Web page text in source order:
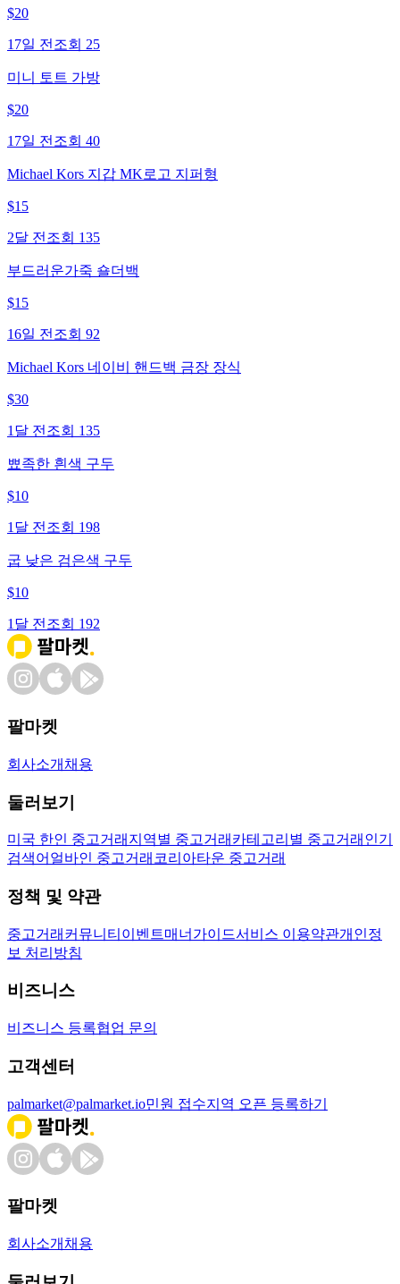
$20
17일 전 조회 25
미니 토트 가방
$20
17일 전 조회 40
Michael Kors 지갑 MK로고 지퍼형
$15
2달 전 조회 135
부드러운가죽 숄더백
$15
16일 전 조회 92
Michael Kors 네이비 핸드백 금장 장식
$30
1달 전 조회 135
뾰족한 흰색 구두
$10
1달 전 조회 198
굽 낮은 검은색 구두
$10
1달 전 조회 192
팔마켓
회사소개 채용
둘러보기
미국 한인 중고거래 지역별 중고거래 카테고리별 중고거래 인기
검색어 얼바인 중고거래 코리아타운 중고거래
정책 및 약관
중고거래 커뮤니티 이벤트매너가이드서비스 이용약관개인정
보 처리방침
비즈니스
비즈니스 등록협업 문의
고객센터
palmarket@palmarket.io민원 접수지역 오픈 등록하기
팔마켓
회사소개 채용